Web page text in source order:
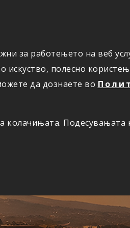
за работењето на веб
полесно
да дознаете во
колачињата. Подесувањата
ОНЛАЈН